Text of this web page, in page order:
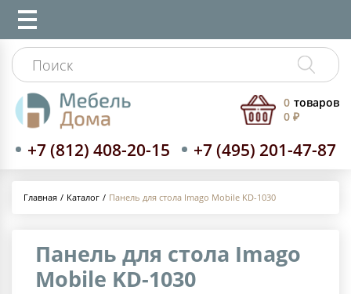
+7 (812) 408-20-15 +7 (495) 201-47-87
0 товаров
0 ₽
Главная Каталог Панель для стола Imago Mobile KD-1030
Панель для стола Imago
Mobile KD-1030